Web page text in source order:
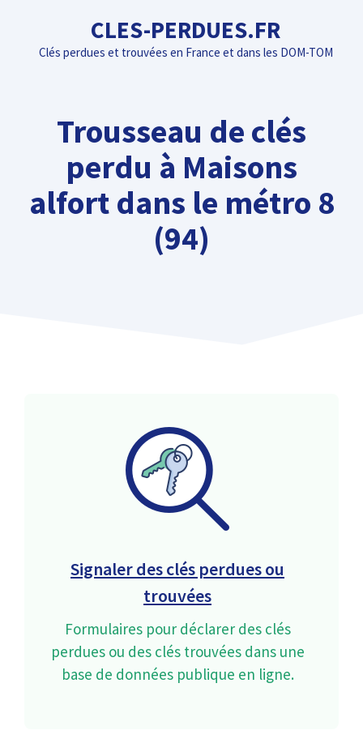
contenu
CLES-PERDUES.FR
Clés perdues et trouvées en France et dans les DOM-TOM
Trousseau de clés
perdu à Maisons
alfort dans le métro 8
(94)
Signaler des clés perdues ou
trouvées
Formulaires pour déclarer des clés
perdues ou des clés trouvées dans une
base de données publique en ligne.